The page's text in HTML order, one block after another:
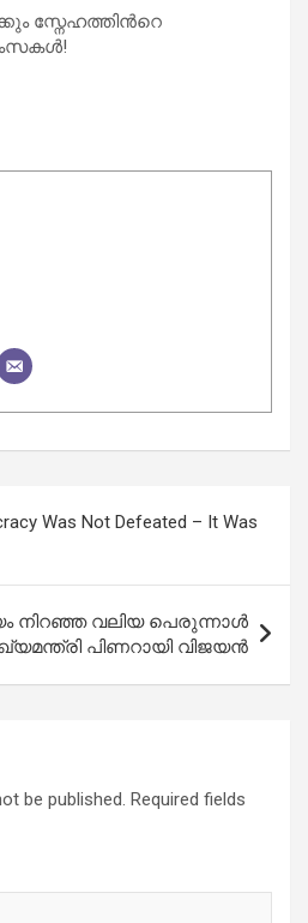
സ്നേഹത്തിന്‍റെ
Was Not Defeated – It Was
നിറഞ്ഞ വലിയ പെരുന്നാൾ
പിണറായി വിജയന്‍
be published. Required fields